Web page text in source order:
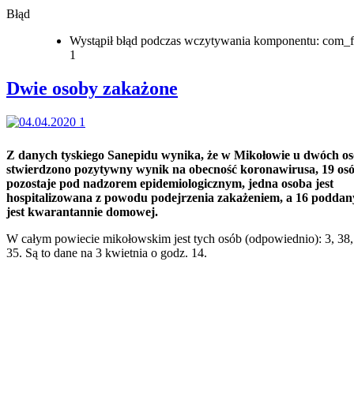
Błąd
Wystąpił błąd podczas wczytywania komponentu:
1
Dwie osoby zakażone
Z danych tyskiego Sanepidu wynika, że w Mikołowie u dwóch
stwierdzono pozytywny wynik na obecność koronawirusa, 19
pozostaje pod nadzorem epidemiologicznym, jedna osoba jest
hospitalizowana z powodu podejrzenia zakażeniem, a 16
jest kwarantannie domowej.
W całym powiecie mikołowskim jest tych osób (odpowiednio): 3,
35. Są to dane na 3 kwietnia o godz. 14.